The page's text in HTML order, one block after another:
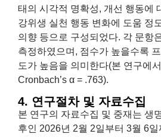
태의 시각적 명확성, 개선 행동에
강위생 실천 행동 변화에 도움 정
의향 등으로 구성되었다. 각 문항
측정하였으며, 점수가 높을수록
도가 높음을 의미한다(본 연구에
Cronbach’s α = .763).
4. 연구절차 및 자료수집
본 연구의 자료수집 및 중재는 생
후인 2026년 2월 2일부터 3월 6